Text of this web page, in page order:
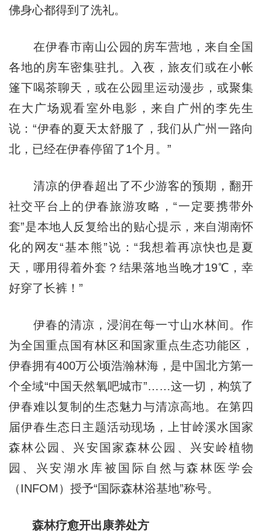
佛身心都得到了洗礼。
在伊春市南山公园的房车营地，来自全国
各地的房车密集驻扎。入夜，旅友们或在小帐
篷下喝茶聊天，或在公园里运动漫步，或聚集
在大广场观看室外电影，来自广州的李先生
说：“伊春的夏天太舒服了，我们从广州一路向
北，已经在伊春停留了1个月。”
清凉的伊春超出了不少游客的预期，翻开
社交平台上的伊春旅游攻略，“一定要携带外
套”是本地人反复给出的贴心提示，来自湖南怀
化的网友“基本熊”说：“我想着再凉快也是夏
天，哪用得着外套？结果落地当晚才19℃，幸
好穿了长裤！”
伊春的清凉，浸润在每一寸山水林间。作
为全国重点国有林区和国家重点生态功能区，
伊春拥有400万公顷浩瀚林海，是中国北方第一
个全域“中国天然氧吧城市”……这一切，构筑了
伊春难以复制的生态魅力与清凉高地。在第四
届伊春生态日主题活动现场，上甘岭溪水国家
森林公园、兴安国家森林公园、兴安岭植物
园、兴安湖水库被国际自然与森林医学会
（INFOM）授予“国际森林浴基地”称号。
森林疗愈开出康养处方